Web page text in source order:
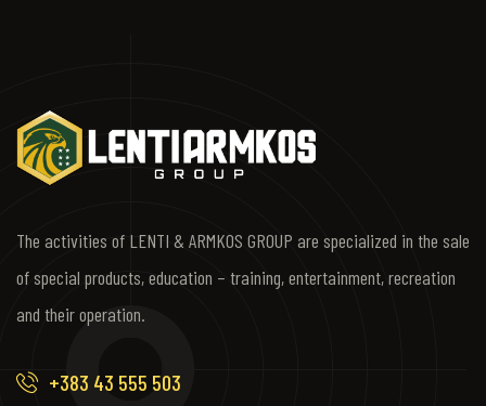
The activities of LENTI & ARMKOS GROUP are specialized in the sale
of special products, education – training, entertainment, recreation
and their operation.
+383 43 555 503